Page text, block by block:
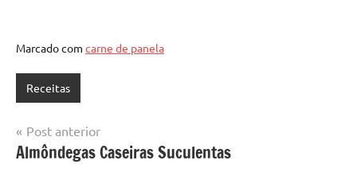
Marcado com carne de panela
Receitas
Navegação
de
Post anterior
Almôndegas Caseiras Suculentas